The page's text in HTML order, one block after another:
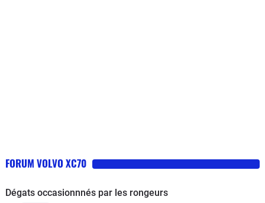
FORUM VOLVO XC70
Dégats occasionnnés par les rongeurs